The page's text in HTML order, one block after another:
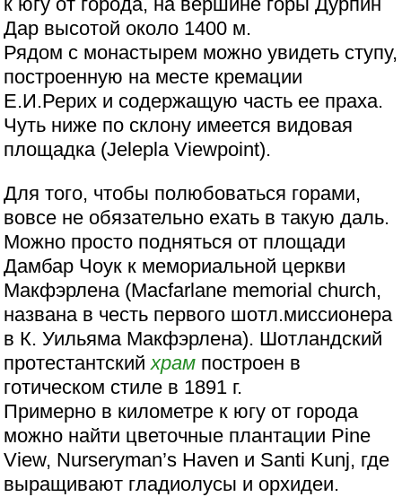
Дар высотой около 1400 м.
Рядом с монастырем можно увидеть ступу,
построенную на месте кремации
Е.И.Рерих и содержащую часть ее праха.
Чуть ниже по склону имеется видовая
площадка (Jelepla Viewpoint).
Для того, чтобы полюбоваться горами,
вовсе не обязательно ехать в такую даль.
Можно просто подняться от площади
Дамбар Чоук к мемориальной церкви
Макфэрлена (Macfarlane memorial church,
названа в честь первого шотл.миссионера
в К. Уильяма Макфэрлена). Шотландский
протестантскийхрам построен в
готическом стиле в 1891 г.
Примерно в километре к югу от города
можно найти цветочные плантации Pine
View, Nurseryman’s Haven и Santi Kunj, где
выращивают гладиолусы и орхидеи.